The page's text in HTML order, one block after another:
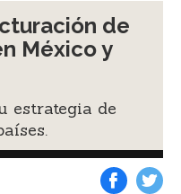
de
México y
estrategia de